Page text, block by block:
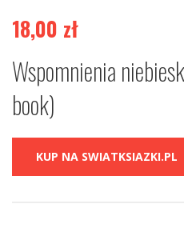
18,00 zł
Wspomnienia
book)
KUP NA SWIATKSIAZKI.PL